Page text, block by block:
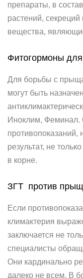
препараты, в
растений,
вещества,
Фитогормоны
Для борьбы с
могут быть
Иноклим, Феминал.
результат, не
в корне.
ЗГТ против
Если
климактерия
заключается не
специалисты
Они кардинально
далеко не всем. В